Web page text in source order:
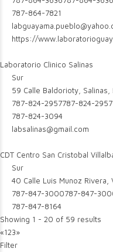
787-864-7821
https://
Laboratorio Clinico Salinas
Sur
59 Calle Baldorioty, Salinas,
787-824-2957787-824-2957
787-824-3094
labsalinas@gmail.com
CDT Centro San Cristobal
Sur
40 Calle Luis Munoz Rivera,
787-847-3000787-847-
787-847-8164
Showing 1 - 20 of 59 results
«123»
Filter